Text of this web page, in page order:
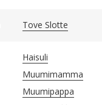
Tove Slotte
Haisuli
Muumimamma
Muumipappa